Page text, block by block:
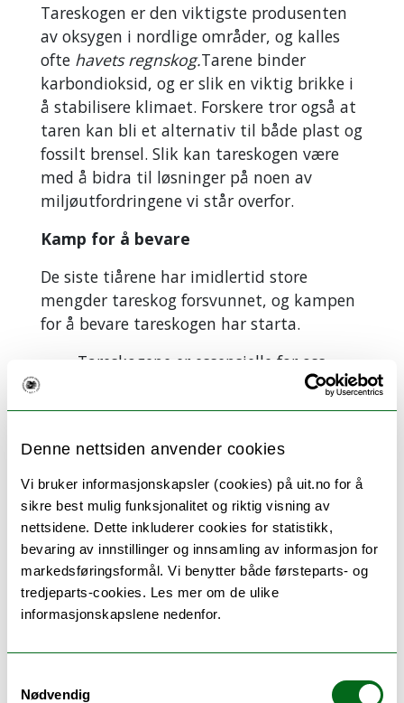
Denne nettsiden anvender cookies
Vi bruker informasjonskapsler (cookies) på uit.no for å
sikre best mulig funksjonalitet og riktig visning av
nettsidene. Dette inkluderer cookies for statistikk,
bevaring av innstillinger og innsamling av informasjon for
markedsføringsformål. Vi benytter både førsteparts- og
tredjeparts-cookies. Les mer om de ulike
informasjonskapslene nedenfor.
Nødvendig
Tareskogen er den viktigste produsenten
av oksygen i nordlige områder, og kalles
ofte havets regnskog.Tarene binder
karbondioksid, og er slik en viktig brikke i
å stabilisere klimaet. Forskere tror også at
taren kan bli et alternativ til både plast og
fossilt brensel. Slik kan tareskogen være
med å bidra til løsninger på noen av
miljøutfordringene vi står overfor.
Kamp for å bevare
De siste tiårene har imidlertid store
mengder tareskog forsvunnet, og kampen
for å bevare tareskogen har starta.
- Tareskogene er essensielle for oss
mennesker på mange måter. Over hele
verden, også her i Nord-Norge, jobber
Vi håper at vi gjennom utstillinga kan
skape et stort engasjement blant alle våre
besøkende, slik at vi sammen kan ta vare
på den fantastiske undervannsskogen, sier
Andreas Altenburger, marinbiolog og
prosjektleder for utstillinga.
Utstillinga åpner 24.januar 2024 klokken
universitetsmuseum, og vil vises frem til